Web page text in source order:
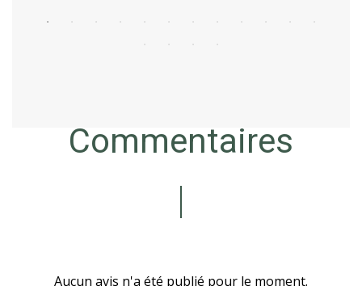
Commentaires
Aucun avis n'a été publié pour le moment.